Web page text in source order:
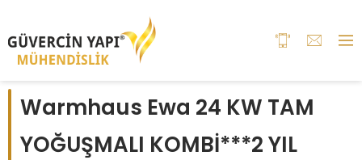
Warmhaus Ewa 24 KW TAM
YOĞUŞMALI KOMBİ***2 YIL